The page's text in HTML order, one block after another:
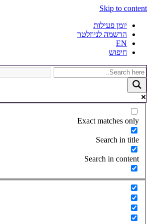
Skip to content
יומן פעילות
הרשמה לניוזלטר
EN
חיפוש
Exact matches only
Search in title
Search in content